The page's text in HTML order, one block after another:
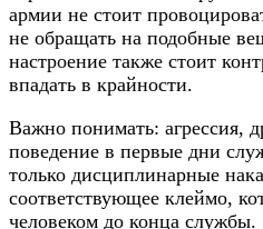
армии не стоит
не обращать на подобные
настроение также стоит
впадать в крайности.
Важно понимать: агрессия,
поведение в первые дни
только дисциплинарные
соответствующее клеймо,
человеком до конца службы.